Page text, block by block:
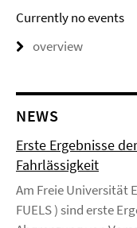
Currently no events
overview
NEWS
Erste Ergebnisse
Fahrlässigkeit
Am Freie Universität
FUELS ) sind erste